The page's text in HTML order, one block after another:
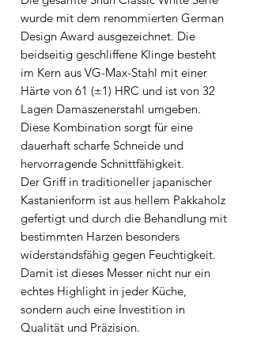
wurde mit dem renommierten German
Design Award ausgezeichnet. Die
beidseitig geschliffene Klinge besteht
im Kern aus VG-Max-Stahl mit einer
Härte von 61 (±1) HRC und ist von 32
Lagen Damaszenerstahl umgeben.
Diese Kombination sorgt für eine
dauerhaft scharfe Schneide und
hervorragende Schnittfähigkeit.
Der Griff in traditioneller japanischer
Kastanienform ist aus hellem Pakkaholz
gefertigt und durch die Behandlung mit
bestimmten Harzen besonders
widerstandsfähig gegen Feuchtigkeit.
Damit ist dieses Messer nicht nur ein
echtes Highlight in jeder Küche,
sondern auch eine Investition in
Qualität und Präzision.